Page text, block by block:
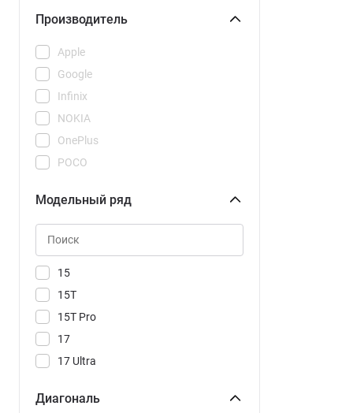
Производитель
Apple
Google
Infinix
NOKIA
OnePlus
POCO
Realme
Samsung
Vivo
Xiaomi
Модельный ряд
15
15T
15T Pro
17
17 Ultra
17T Pro
Диагональ